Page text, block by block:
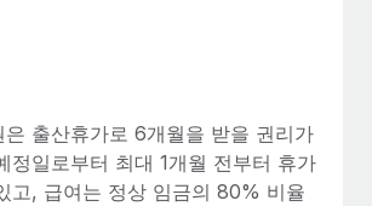
은 출산휴가로 6개월을 받을 권리가
정일로부터 최대 1개월 전부터 휴가
고, 급여는 정상 임금의 80% 비율